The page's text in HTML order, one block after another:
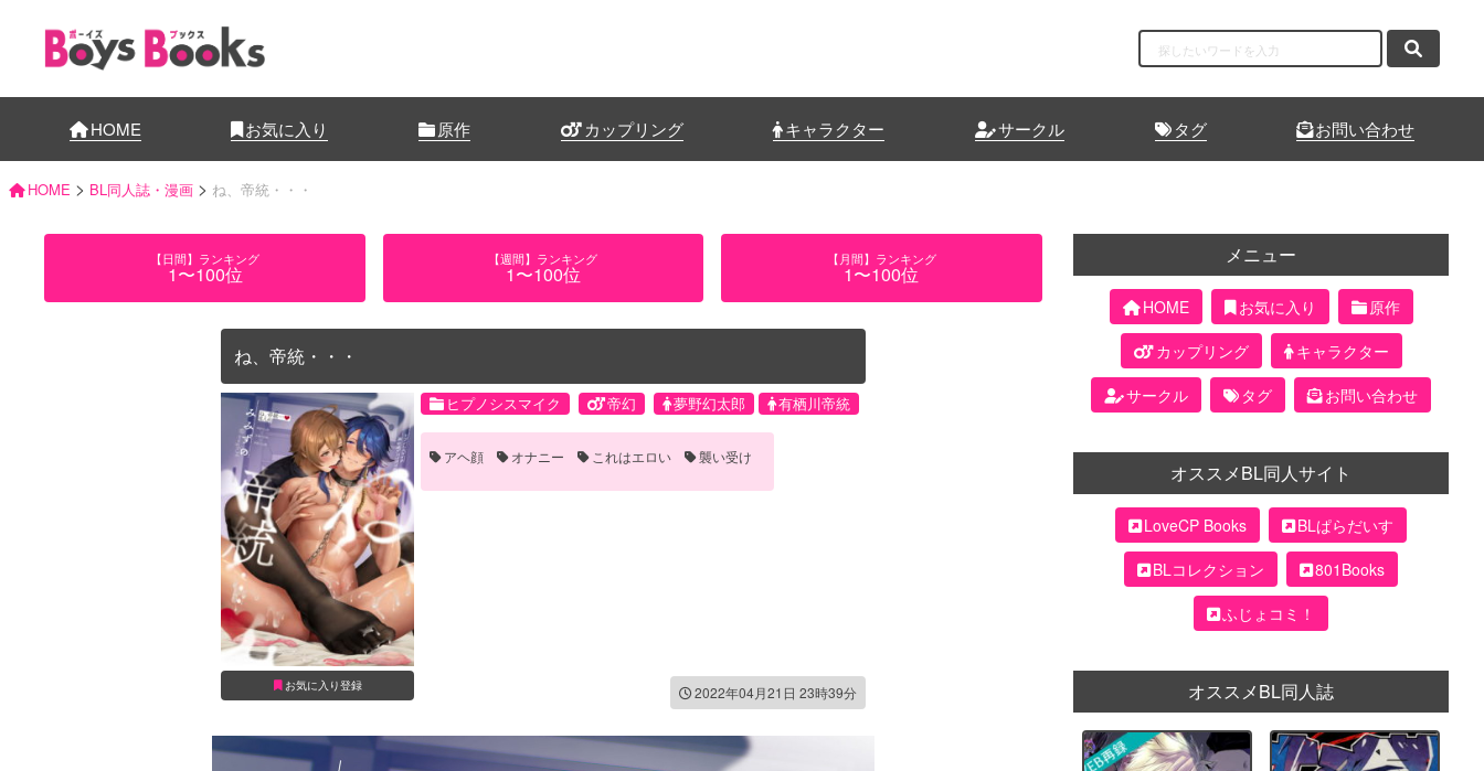
HOME お気に入り 原作 カップリング キャラクター サークル タグ お問い合わせ
HOME > BL同人誌・漫画 > ね、帝統・・・
【日間】ランキング
1〜100位
【週間】ランキング
1〜100位
【月間】ランキング
1〜100位
ね、帝統・・・
お気に入り登録
ヒプノシスマイク 帝幻 夢野幻太郎 有栖川帝統
アヘ顔 オナニー これはエロい 襲い受け
2022年04月21日 23時39分
メニュー
HOME お気に入り
原作
カップリング
キャラクター
サークル
タグ お問い合わせ
オススメBL同人サイト
LoveCP Books
BLぱらだいす
BLコレクション
801Books
ふじょコミ！
オススメBL同人誌